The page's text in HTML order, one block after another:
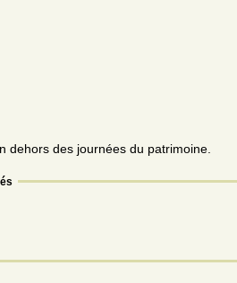
dehors des journées du patrimoine.